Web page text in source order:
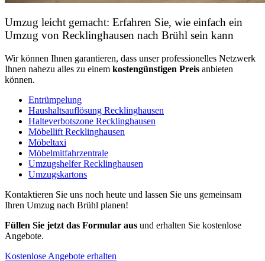
Umzug leicht gemacht: Erfahren Sie, wie einfach ein
Umzug von Recklinghausen nach Brühl sein kann
Wir können Ihnen garantieren, dass unser professionelles Netzwerk
Ihnen nahezu alles zu einem kostengünstigen Preis anbieten
können.
Entrümpelung
Haushaltsauflösung Recklinghausen
Halteverbotszone Recklinghausen
Möbellift Recklinghausen
Möbeltaxi
Möbelmitfahrzentrale
Umzugshelfer Recklinghausen
Umzugskartons
Kontaktieren Sie uns noch heute und lassen Sie uns gemeinsam
Ihren Umzug nach Brühl planen!
Füllen Sie jetzt das Formular aus und erhalten Sie kostenlose
Angebote.
Kostenlose Angebote erhalten